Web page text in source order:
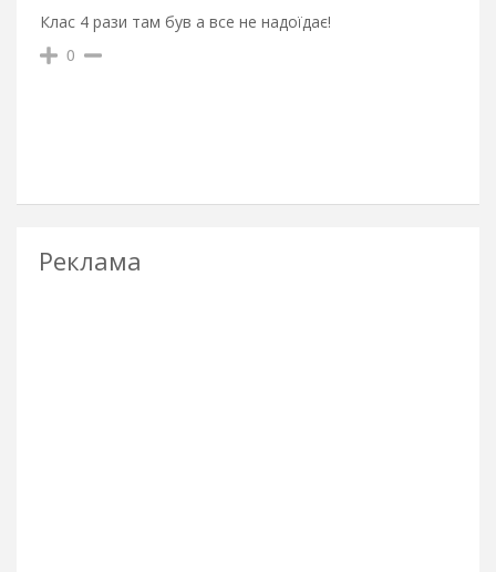
Клас 4 рази там був а все не надоїдає!
0
Реклама